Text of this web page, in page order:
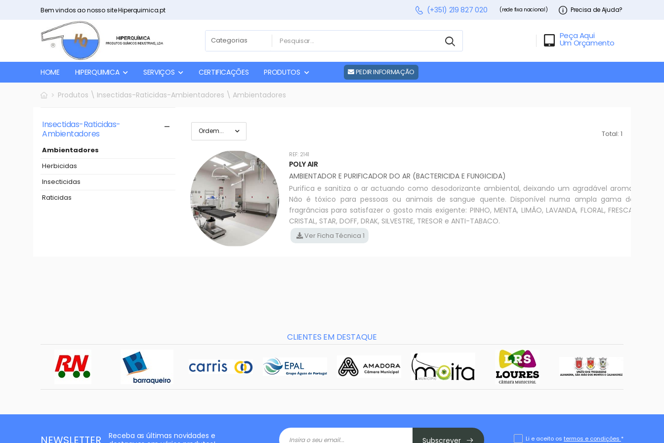
Bem vindos ao nosso site Hiperquimica.pt (+351) 219 827 020 (rede fixa nacional) Precisa de Ajuda?
Peça Aqui
Um Orçamento
HOME HIPERQUIMICA SERVIÇOS CERTIFICAÇÕES PRODUTOS PEDIR INFORMAÇÃO
Produtos \ Insectidas-Raticidas-Ambientadores \ Ambientadores
Insectidas-Raticidas-
Ambientadores
Ambientadores
Herbicidas
Insecticidas
Raticidas
Total: 1
REF: 2141
POLY AIR
AMBIENTADOR E PURIFICADOR DO AR (BACTERICIDA E FUNGICIDA)
Purifica e sanitiza o ar actuando como desodorizante ambiental, deixando um agradável aroma.
Não é tóxico para pessoas ou animais de sangue quente. Disponível numa ampla gama de
fragrâncias para satisfazer o gosto mais exigente: PINHO, MENTA, LIMÃO, LAVANDA, FLORAL, FRESCA,
CRISTAL, STAR, DOFF, DRAK, SILVESTRE, TRESOR e ANTI-TABACO.
Ver Ficha Técnica 1
CLIENTES EM DESTAQUE
NEWSLETTER
Receba as últimas novidades e
Subscrever Li e aceito os termos e condições *